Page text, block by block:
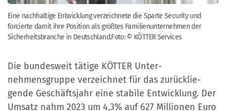
Eine nachhaltige Entwicklung verzeichnete die Sparte Security und
forcierte damit ihre Position als größtes Familienunternehmen der
Sicherheitsbranche in Deutschland.Foto: © KÖTTER Services
Die bundesweit tätige KÖTTER Unter­
nehmensgruppe verzeichnet für das zu­rück­lie­
gende Geschäftsjahr eine stabile Entwicklung. Der
Umsatz nahm 2023 um 4,3% auf 627 Millionen Euro